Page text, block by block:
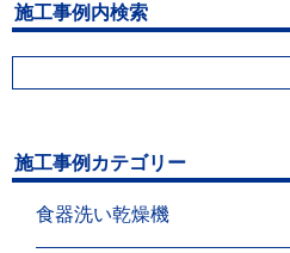
施工事例内検索
施工事例カテゴリー
食器洗い乾燥機